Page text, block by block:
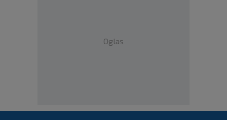
Oglas